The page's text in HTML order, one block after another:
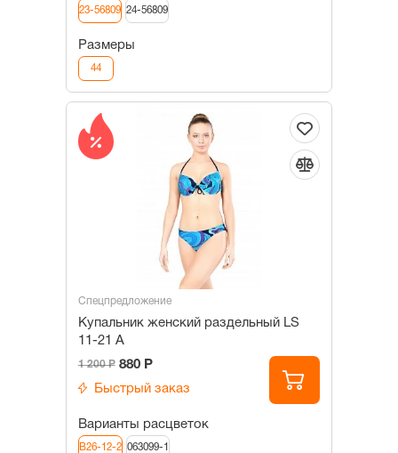
23-56809 24-56809
Размеры
44
Спецпредложение
Купальник женский раздельный LS
11-21 A
1 200 Р 880 Р
Быстрый заказ
Варианты расцветок
B26-12-2 063099-1